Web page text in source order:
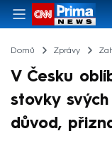
Domů Zprávy
V Česku
stovky
důvod,